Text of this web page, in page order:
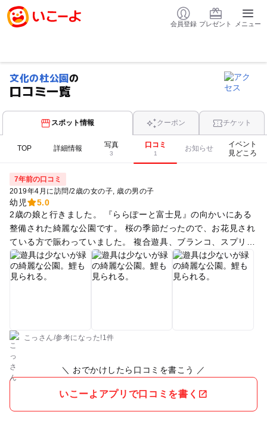
会員登録 プレゼント メニュー
文化の杜公園の
口コミ一覧
スポット情報 クーポン チケット
TOP 詳細情報 写真
3
口コミ
1
お知らせ
イベント
見どころ
7年前の口コミ
2019年4月に訪問/2歳の女の子 歳の男の子
幼児
5.0
2歳の娘と行きました。 『ららぽーと富士見』の向かいにある
整備された綺麗な公園です。 桜の季節だったので、お花見され
ている方で賑わっていました。 複合遊具、ブランコ、スプリン
グ遊具、砂場などがあります。 遊具は幼児〜未就学児向けで
す。 池や水路もあり、鯉がたくさん泳いでいました。
こっさん/参考に なった!1件
＼ おでかけしたら口コミを書こう ／
いこーよアプリで口コミを書く